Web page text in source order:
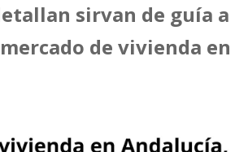
sirvan de guía a
de vivienda en